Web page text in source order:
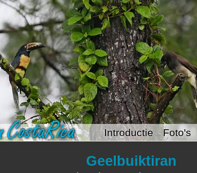
Introductie Foto's
Geelbuiktiran